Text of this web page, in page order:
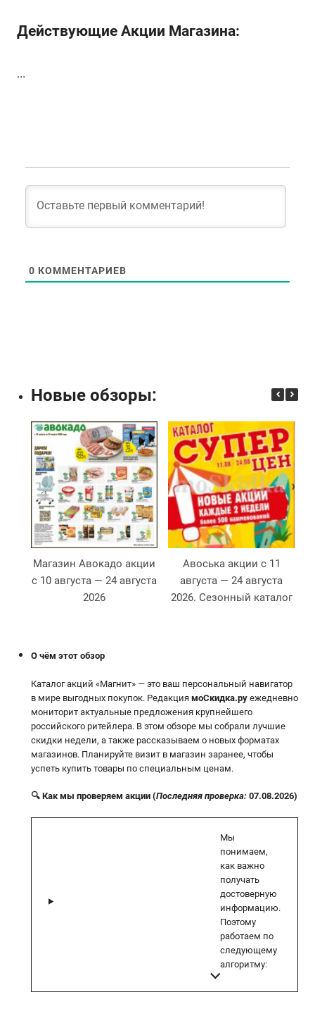
Действующие Акции Магазина:
...
0 КОММЕНТАРИЕВ
Новые обзоры:
Магазин Авокадо акции
с 10 августа — 24 августа
2026
Авоська акции с 11
августа — 24 августа
2026. Сезонный каталог
О чём этот обзор
Каталог акций «Магнит» — это ваш персональный навигатор
в мире выгодных покупок. Редакция моСкидка.ру ежедневно
мониторит актуальные предложения крупнейшего
российского ритейлера. В этом обзоре мы собрали лучшие
скидки недели, а также рассказываем о новых форматах
магазинов. Планируйте визит в магазин заранее, чтобы
успеть купить товары по специальным ценам.
🔍 Как мы проверяем акции (Последняя проверка: 07.08.2026)
Мы
понимаем,
как важно
получать
достоверную
информацию.
Поэтому
работаем по
следующему
алгоритму: